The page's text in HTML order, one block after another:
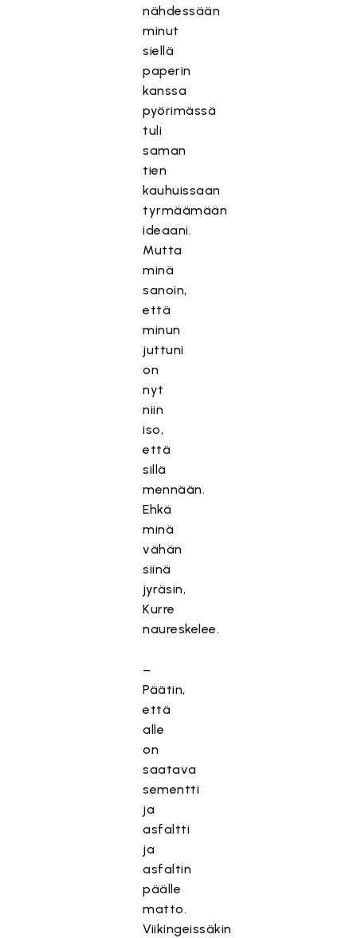
nähdessään
minut
siellä
paperin
kanssa
pyörimässä
tuli
saman
tien
kauhuissaan
tyrmäämään
ideaani.
Mutta
minä
sanoin,
että
minun
juttuni
on
nyt
niin
iso,
että
sillä
mennään.
Ehkä
minä
vähän
siinä
jyräsin,
Kurre
naureskelee.
–
Päätin,
että
alle
on
saatava
sementti
ja
asfaltti
ja
asfaltin
päälle
matto.
Viikingeissäkin